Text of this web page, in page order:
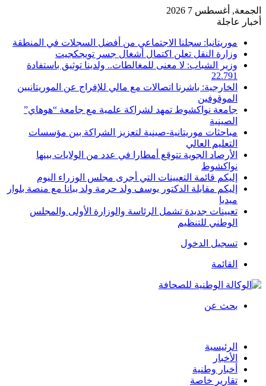
الجمعة, أغسطس 7 2026
أخبار عاجلة
موريتانيا: سجلنا الاجتماعي من أفضل السجلات في المنطقة
وزارة النقل تعلن اكتمال أشغال جسر تويجكجيت
وزير الشباب: لا معنى للمغالطات.. ولدينا توثيق باستفادة
22.791
الخارجية: باشرنا اتصالات مع مالي للإفراج عن الموريتانيين
الموقوفين
جامعة نواكشوط تمهد لشراكة علمية مع جامعة “هوهاي”
الصينية
مباحثات موريتانية-صينية لتعزيز الشراكة بين مؤسسات
التعليم العالي
الأرصاد الجوية تتوقع أمطارا في عدد من الولايات بينها
نواكشوط
إليكم قائمة التعيينات التي أجرى مجلس الوزراء اليوم
إليكم مقابلة الدكتور يوسف ولد حرمة ولد ببانا مع منصة بلوار
ميديا
تعيينات جديدة تشمل الرئاسة والوزارة الأولى والمجلس
الوطني للتنظيم
تسجيل الدخول
القائمة
بحث عن
الرئيسية
الأخبار
أخبار وطنية
تقارير خاصة